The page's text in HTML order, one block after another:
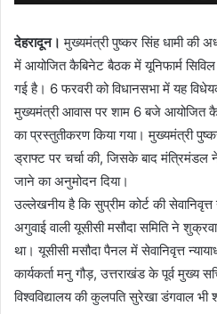
देहरादून। मुख्यमंत्री पुष्कर सिंह धामी की
में आयोजित कैबिनेट बैठक में यूनिफार्म
गई है। 6 फरवरी को विधानसभा में यह
मुख्यमंत्री आवास पर शाम 6 बजे आयोजित
का प्रस्तुतीकरण किया गया। मुख्यमंत्री
ड्राफ्ट पर चर्चा की, जिसके बाद
जाने का अनुमोदन दिया।
उल्लेखनीय है कि सुप्रीम कोर्ट की
अगुवाई वाली यूसीसी मसौदा समिति ने
था। यूसीसी मसौदा पैनल में सेवानिवृत्त
कार्यकर्ता मनु गौड़, उत्तराखंड के पूर्व मुख्य
विश्वविद्यालय की कुलपति सुरेखा डंगवाल भी